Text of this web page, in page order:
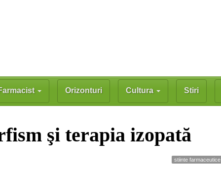
Orizonturi Cultura Stiri
şi terapia izopată
stiinte farmaceutice